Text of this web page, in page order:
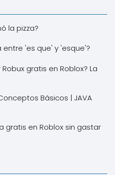
la pizza?
entre 'es que' y 'esque'?
gratis en Roblox? La
Básicos | JAVA
gratis en Roblox sin gastar